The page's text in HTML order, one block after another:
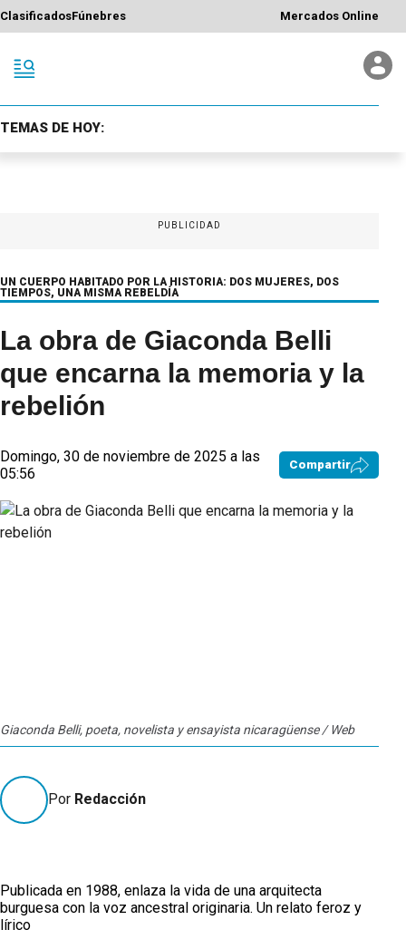
ClasificadosFúnebres Mercados Online
TEMAS DE HOY:
PUBLICIDAD
UN CUERPO HABITADO POR LA HISTORIA: DOS MUJERES, DOS
TIEMPOS, UNA MISMA REBELDÍA
La obra de Giaconda Belli
que encarna la memoria y la
rebelión
Domingo, 30 de noviembre de 2025 a las
05:56
Compartir
Giaconda Belli, poeta, novelista y ensayista nicaragüense / Web
Por Redacción
Publicada en 1988, enlaza la vida de una arquitecta
burguesa con la voz ancestral originaria. Un relato feroz y
lírico